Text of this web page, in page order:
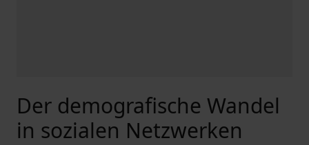
Der demografische Wandel
in sozialen Netzwerken